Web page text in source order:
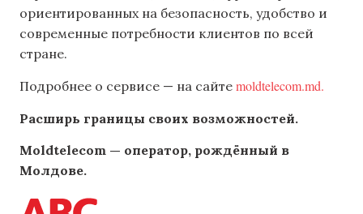
ориентированных на безопасность, удобство и
современные потребности клиентов по всей
стране.
Подробнее о сервисе — на сайте moldtelecom.md.
Расширь границы своих возможностей.
Moldtelecom — оператор, рождённый в
Молдове.